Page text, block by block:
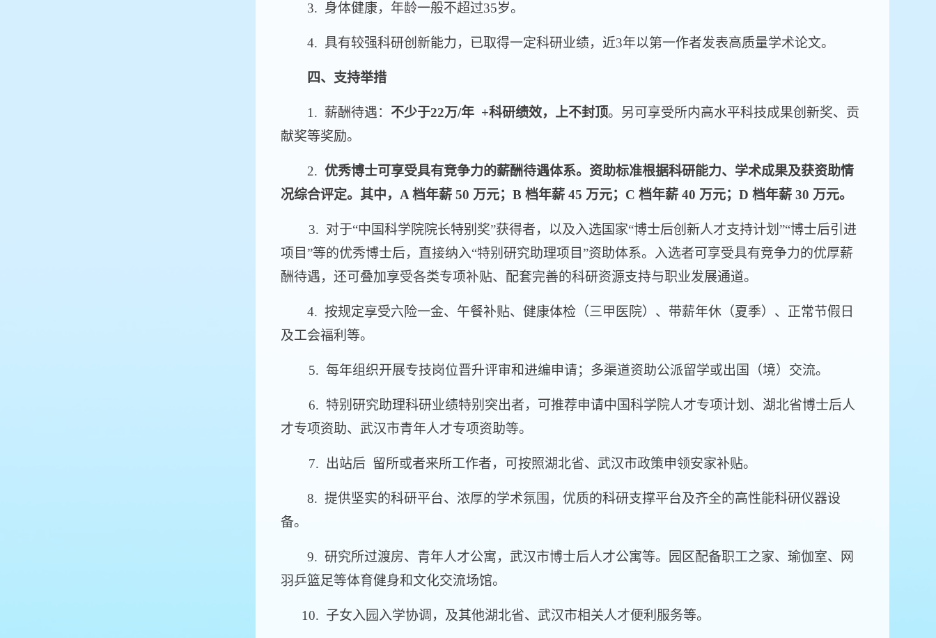
3. 身体健康，年龄一般不超过35岁。
4. 具有较强科研创新能力，已取得一定科研业绩，近3年以第一作者发表高质量学术论文。
四、支持举措
1. 薪酬待遇： 不少于22万/年 +科研绩效，上不封顶。 另可享受所内高水平科技成果创新奖、贡
献奖等奖励。
2. 优秀博士可享受具有竞争力的薪酬待遇体系。 资助标准根据科研能力、学术成果及获资助情
况综合评定。其中，A 档年薪 50 万元；B 档年薪 45 万元；C 档年薪 40 万元；D 档年薪 30 万元。
3. 对于“中国科学院院长特别奖”获得者，以及入选国家“博士后创新人才支持计划”“博士后引进
项目”等的优秀博士后，直接纳入“特别研究助理项目”资助体系。入选者可享受具有竞争力的优厚薪
酬待遇，还可叠加享受各类专项补贴、配套完善的科研资源支持与职业发展通道。
4. 按规定享受六险一金、午餐补贴、健康体检（三甲医院）、带薪年休（夏季）、正常节假日
及工会福利等。
5. 每年组织开展专技岗位晋升评审和进编申请； 多渠道资助公派留学或出国（境）交流。
6. 特别研究助理科研业绩特别突出者，可推荐申请中国科学院人才专项计划、湖北省博士后人
才专项资助、武汉市青年人才专项资助等。
7. 出站后 留所或者来所工作者，可按照湖北省、武汉市政策申领安家补贴。
8. 提供坚实的科研平台、浓厚的学术氛围，优质的科研支撑平台及齐全的高性能科研仪器设
备。
9. 研究所过渡房、青年人才公寓，武汉市博士后人才公寓等。园区配备职工之家、瑜伽室、网
羽乒篮足等体育健身和文化交流场馆。
10. 子女入园入学协调，及其他湖北省、武汉市相关人才便利服务等。